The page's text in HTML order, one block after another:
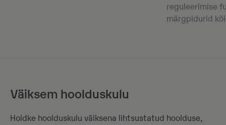
reguleerimise
märgpidurid
Väiksem hoolduskulu
Hoidke hoolduskulu väiksena lihtsustatud hoolduse,